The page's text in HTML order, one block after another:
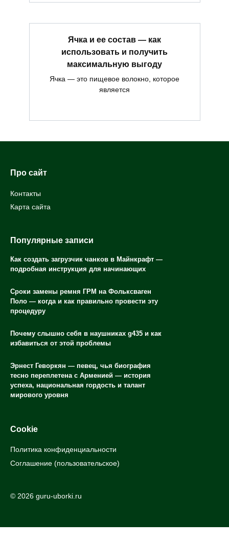
Ячка и ее состав — как
использовать и получить
максимальную выгоду
Ячка — это пищевое волокно, которое
является
Про сайт
Контакты
Карта сайта
Популярные записи
Как создать загрузчик чанков в Майнкрафт —
подробная инструкция для начинающих
Сроки замены ремня ГРМ на Фольксваген
Поло — когда и как правильно провести эту
процедуру
Почему слышно себя в наушниках g435 и как
избавиться от этой проблемы
Эрнест Геворкян — певец, чья биография
тесно переплетена с Арменией — история
успеха, национальная гордость и талант
мирового уровня
Cookie
Политика конфиденциальности
Соглашение (пользовательское)
© 2026 guru-uborki.ru